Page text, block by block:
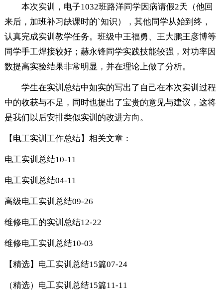
本次实训，电子1032班路洋同学因病请假2天（他回
来后，加班补习缺课时的`知识），其他同学从始到终，
认真完成实训教学任务。班级中王福勇、王大鹏王彦博等
同学手工焊接较好；赫永锋同学实践技能较强，对功率因
数提高实验结果非常明显，并在理论上做了分析。
学生在实训总结中如实的写出了自己在本次实训过程
中的收获与不足，同时也提出了宝贵的意见与建议，这将
是我们以后安排类似实训的改进方向。
【电工实训工作总结】相关文章：
电工实训总结10-11
电工实训总结04-11
高级电工实训总结09-26
维修电工的实训总结12-22
维修电工实训总结10-03
【精选】电工实训总结15篇07-24
（精选）电工实训总结15篇11-11